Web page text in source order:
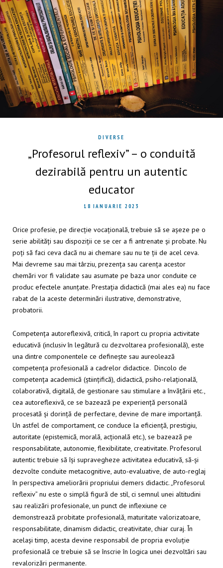
DIVERSE
„Profesorul reflexiv” – o conduită
dezirabilă pentru un autentic
educator
18 IANUARIE 2023
Orice profesie, pe direcție vocațională, trebuie să se așeze pe o
serie abilități sau dispoziții ce se cer a fi antrenate și probate. Nu
poți să faci ceva dacă nu ai chemare sau nu te ții de acel ceva.
Mai devreme sau mai târziu, prezența sau carența acestor
chemări vor fi validate sau asumate pe baza unor conduite ce
produc efectele anunțate. Prestația didactică (mai ales ea) nu face
rabat de la aceste determinări ilustrative, demonstrative,
probatorii.
Competența autoreflexivă, critică, în raport cu propria activitate
educativă (inclusiv în legătură cu dezvoltarea profesională), este
una dintre componentele ce definește sau aureolează
competența profesională a cadrelor didactice. Dincolo de
competența academică (științifică), didactică, psiho-relațională,
colaborativă, digitală, de gestionare sau stimulare a învățării etc.,
cea autoreflexivă, ce se bazează pe experiență personală
procesată și dorință de perfectare, devine de mare importanță.
Un astfel de comportament, ce conduce la eficiență, prestigiu,
autoritate (epistemică, morală, acțională etc.), se bazează pe
responsabilitate, autonomie, flexibilitate, creativitate. Profesorul
autentic trebuie să își supravegheze activitatea educativă, să-și
dezvolte conduite metacognitive, auto-evaluative, de auto-reglaj
în perspectiva ameliorării propriului demers didactic. „Profesorul
reflexiv” nu este o simplă figură de stil, ci semnul unei altitudini
sau realizări profesionale, un punct de inflexiune ce
demonstrează probitate profesională, maturitate valorizatoare,
responsabilitate, dinamism didactic, creativitate, chiar curaj. În
același timp, acesta devine responsabil de propria evoluție
profesională ce trebuie să se înscrie în logica unei dezvoltări sau
revalorizări permanente.